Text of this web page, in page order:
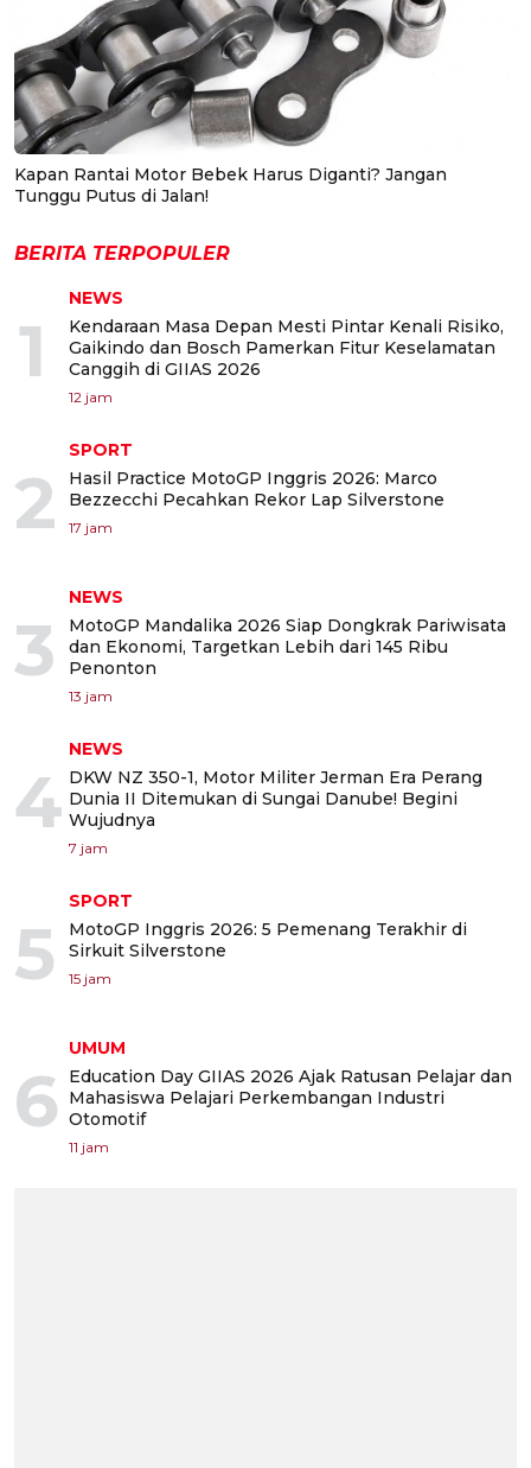
Kapan Rantai Motor Bebek Harus Diganti? Jangan
Tunggu Putus di Jalan!
BERITA TERPOPULER
1
NEWS
Kendaraan Masa Depan Mesti Pintar Kenali Risiko,
Gaikindo dan Bosch Pamerkan Fitur Keselamatan
Canggih di GIIAS 2026
12 jam
2
SPORT
Hasil Practice MotoGP Inggris 2026: Marco
Bezzecchi Pecahkan Rekor Lap Silverstone
17 jam
3
NEWS
MotoGP Mandalika 2026 Siap Dongkrak Pariwisata
dan Ekonomi, Targetkan Lebih dari 145 Ribu
Penonton
13 jam
4
NEWS
DKW NZ 350-1, Motor Militer Jerman Era Perang
Dunia II Ditemukan di Sungai Danube! Begini
Wujudnya
7 jam
5
SPORT
MotoGP Inggris 2026: 5 Pemenang Terakhir di
Sirkuit Silverstone
15 jam
6
UMUM
Education Day GIIAS 2026 Ajak Ratusan Pelajar dan
Mahasiswa Pelajari Perkembangan Industri
Otomotif
11 jam